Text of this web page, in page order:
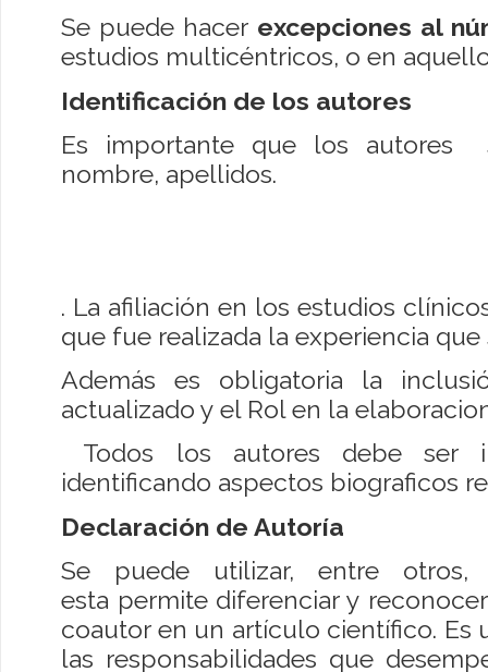
Se puede hacer excepciones al
estudios multicéntricos, o en
Identificación de los autores
Es importante que los autores
nombre, apellidos.
. La afiliación en los estudios
que fue realizada la experiencia
Además es obligatoria la
actualizado y el Rol en la
Todos los autores debe ser
identificando aspectos biograficos
Declaración de Autoría
Se puede utilizar, entre
esta permite diferenciar y
coautor en un artículo científico. Es
las responsabilidades que